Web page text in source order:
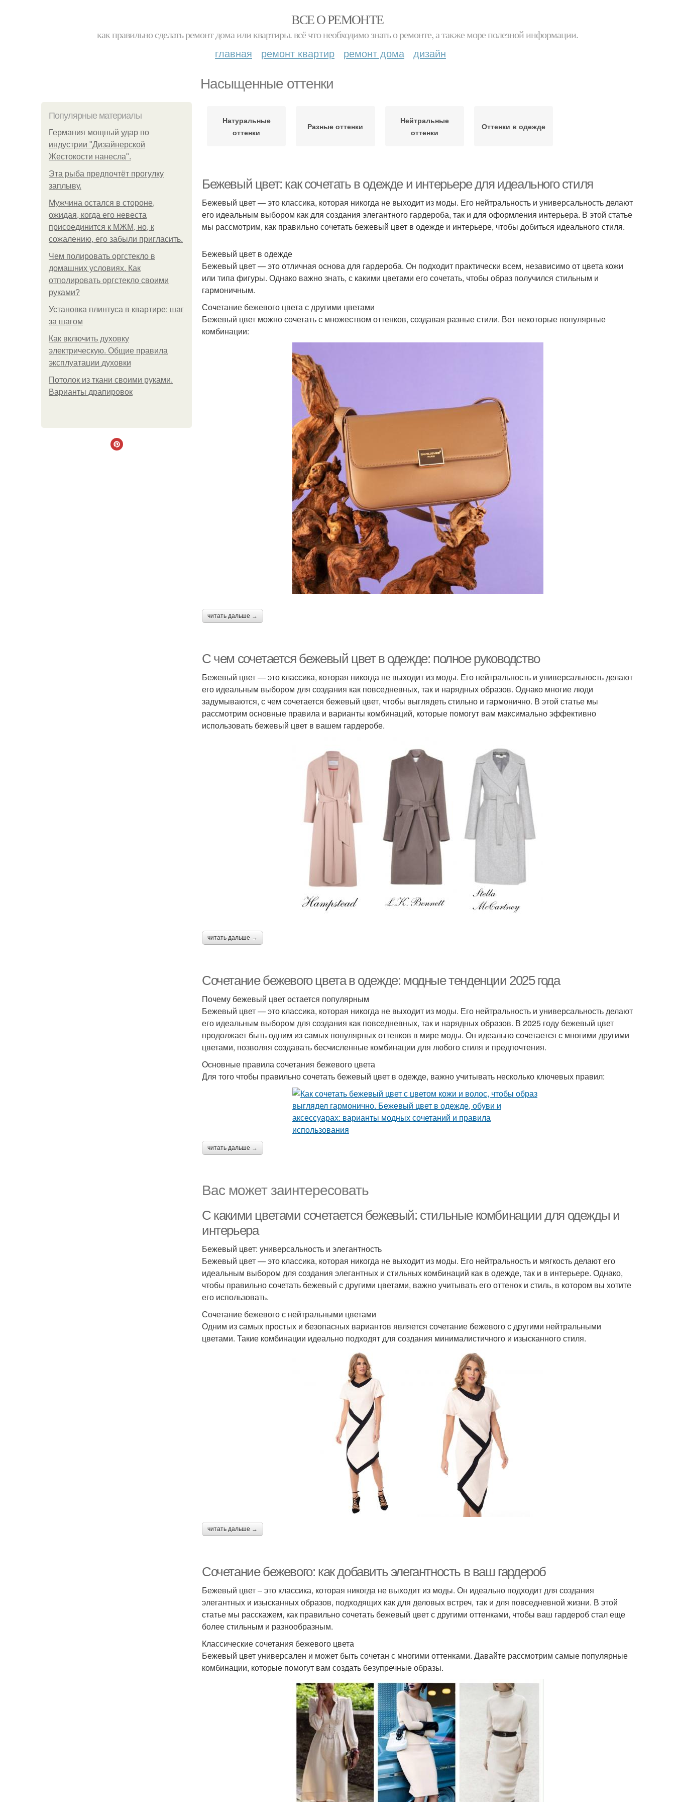
ВСЕ О РЕМОНТЕ
как правильно сделать ремонт дома или квартиры. всё что необходимо знать о ремонте, а также море полезной информации.
главная ремонт квартир ремонт дома дизайн
Насыщенные оттенки
Популярные материалы
Германия мощный удар по
индустрии "Дизайнерской
Жестокости нанесла".
Эта рыба предпочтёт прогулку
заплыву.
Мужчина остался в стороне,
ожидая, когда его невеста
присоединится к МЖМ, но, к
сожалению, его забыли пригласить.
Чем полировать оргстекло в
домашних условиях. Как
отполировать оргстекло своими
руками?
Установка плинтуса в квартире: шаг
за шагом
Как включить духовку
электрическую. Общие правила
эксплуатации духовки
Потолок из ткани своими руками.
Варианты драпировок
Натуральные
оттенки
Разные оттенки
Нейтральные
оттенки
Оттенки в одежде
Бежевый цвет: как сочетать в одежде и интерьере для идеального стиля
Бежевый цвет — это классика, которая никогда не выходит из моды. Его нейтральность и универсальность делают
его идеальным выбором как для создания элегантного гардероба, так и для оформления интерьера. В этой статье
мы рассмотрим, как правильно сочетать бежевый цвет в одежде и интерьере, чтобы добиться идеального стиля.
Бежевый цвет в одежде
Бежевый цвет — это отличная основа для гардероба. Он подходит практически всем, независимо от цвета кожи
или типа фигуры. Однако важно знать, с какими цветами его сочетать, чтобы образ получился стильным и
гармоничным.
Сочетание бежевого цвета с другими цветами
Бежевый цвет можно сочетать с множеством оттенков, создавая разные стили. Вот некоторые популярные
комбинации:
читать дальше →
С чем сочетается бежевый цвет в одежде: полное руководство
Бежевый цвет — это классика, которая никогда не выходит из моды. Его нейтральность и универсальность делают
его идеальным выбором для создания как повседневных, так и нарядных образов. Однако многие люди
задумываются, с чем сочетается бежевый цвет, чтобы выглядеть стильно и гармонично. В этой статье мы
рассмотрим основные правила и варианты комбинаций, которые помогут вам максимально эффективно
использовать бежевый цвет в вашем гардеробе.
читать дальше →
Сочетание бежевого цвета в одежде: модные тенденции 2025 года
Почему бежевый цвет остается популярным
Бежевый цвет — это классика, которая никогда не выходит из моды. Его нейтральность и универсальность делают
его идеальным выбором для создания как повседневных, так и нарядных образов. В 2025 году бежевый цвет
продолжает быть одним из самых популярных оттенков в мире моды. Он идеально сочетается с многими другими
цветами, позволяя создавать бесчисленные комбинации для любого стиля и предпочтения.
Основные правила сочетания бежевого цвета
Для того чтобы правильно сочетать бежевый цвет в одежде, важно учитывать несколько ключевых правил:
читать дальше →
Вас может заинтересовать
С какими цветами сочетается бежевый: стильные комбинации для одежды и
интерьера
Бежевый цвет: универсальность и элегантность
Бежевый цвет — это классика, которая никогда не выходит из моды. Его нейтральность и мягкость делают его
идеальным выбором для создания элегантных и стильных комбинаций как в одежде, так и в интерьере. Однако,
чтобы правильно сочетать бежевый с другими цветами, важно учитывать его оттенок и стиль, в котором вы хотите
его использовать.
Сочетание бежевого с нейтральными цветами
Одним из самых простых и безопасных вариантов является сочетание бежевого с другими нейтральными
цветами. Такие комбинации идеально подходят для создания минималистичного и изысканного стиля.
читать дальше →
Сочетание бежевого: как добавить элегантность в ваш гардероб
Бежевый цвет – это классика, которая никогда не выходит из моды. Он идеально подходит для создания
элегантных и изысканных образов, подходящих как для деловых встреч, так и для повседневной жизни. В этой
статье мы расскажем, как правильно сочетать бежевый цвет с другими оттенками, чтобы ваш гардероб стал еще
более стильным и разнообразным.
Классические сочетания бежевого цвета
Бежевый цвет универсален и может быть сочетан с многими оттенками. Давайте рассмотрим самые популярные
комбинации, которые помогут вам создать безупречные образы.